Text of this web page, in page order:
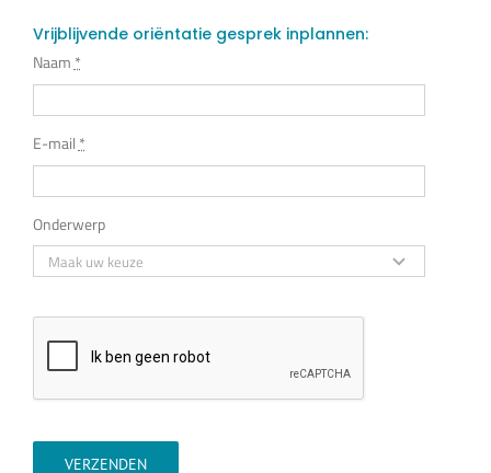
Vrijblijvende oriëntatie gesprek inplannen:
Naam *
E-mail *
Onderwerp
VERZENDEN